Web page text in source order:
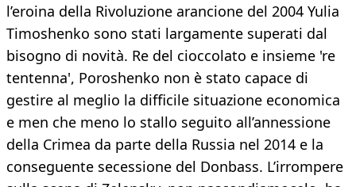
l’eroina della Rivoluzione arancione del 2004 Yulia
Timoshenko sono stati largamente superati dal
bisogno di novità. Re del cioccolato e insieme 're
tentenna', Poroshenko non è stato capace di
gestire al meglio la difficile situazione economica
e men che meno lo stallo seguito all’annessione
della Crimea da parte della Russia nel 2014 e la
conseguente secessione del Donbass. L’irrompere